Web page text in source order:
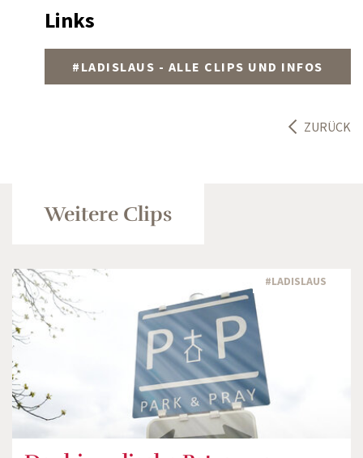
Links
#LADISLAUS - ALLE CLIPS UND INFOS
ZURÜCK
Weitere Clips
#LADISLAUS